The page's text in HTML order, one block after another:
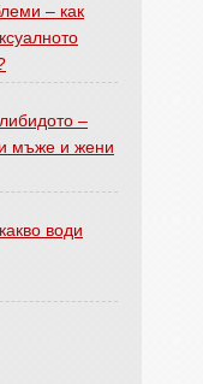
– как
–
мъже и жени
води